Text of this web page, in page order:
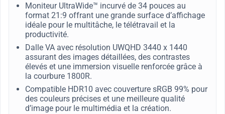
Moniteur UltraWide™ incurvé de 34 pouces au
format 21:9 offrant une grande surface d’affichage
idéale pour le multitâche, le télétravail et la
productivité.
Dalle VA avec résolution UWQHD 3440 x 1440
assurant des images détaillées, des contrastes
élevés et une immersion visuelle renforcée grâce à
la courbure 1800R.
Compatible HDR10 avec couverture sRGB 99% pour
des couleurs précises et une meilleure qualité
d’image pour le multimédia et la création.